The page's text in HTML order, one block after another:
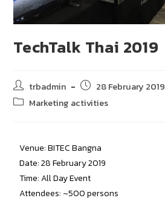
TechTalk Thai 2019
trbadmin
28 February 2019
Marketing activities
Venue: BITEC Bangna
Date: 28 February 2019
Time: All Day Event
Attendees: ~500 persons